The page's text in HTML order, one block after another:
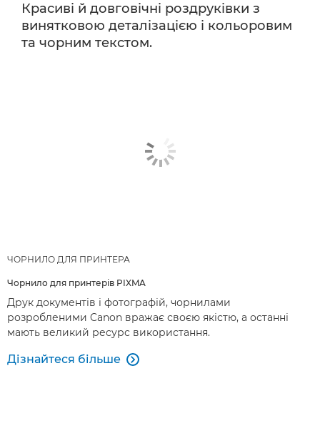
Красиві й довговічні роздруківки з
винятковою деталізацією і кольоровим
та чорним текстом.
ЧОРНИЛО ДЛЯ ПРИНТЕРА
Чорнило для принтерів PIXMA
Друк документів і фотографій, чорнилами
розробленими Canon вражає своєю якістю, а останні
мають великий ресурс використання.
Дізнайтеся більше 